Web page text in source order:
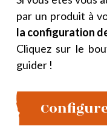
par un produit à
la configuration
Cliquez sur le
guider !